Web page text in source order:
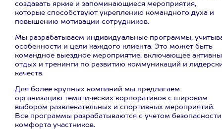
создавать яркие и запоминающиеся мероприятия,
которые способствуют укреплению командного духа и
повышению мотивации сотрудников.
Мы разрабатываем индивидуальные программы,
особенности и цели каждого клиента. Это может быть
командное выездное мероприятие, включающее
отдых и тренинги по развитию коммуникаций и
качеств.
Для более крупных компаний мы предлагаем
организацию тематических корпоративов с широким
выбором развлекательных и спортивных мероприятий.
Все программы разрабатываются с учетом
комфорта участников.